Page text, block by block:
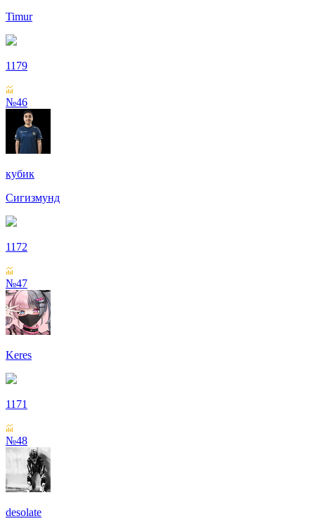
Timur
1179
№46
кубик
Сигизмунд
1172
№47
Keres
1171
№48
desolate